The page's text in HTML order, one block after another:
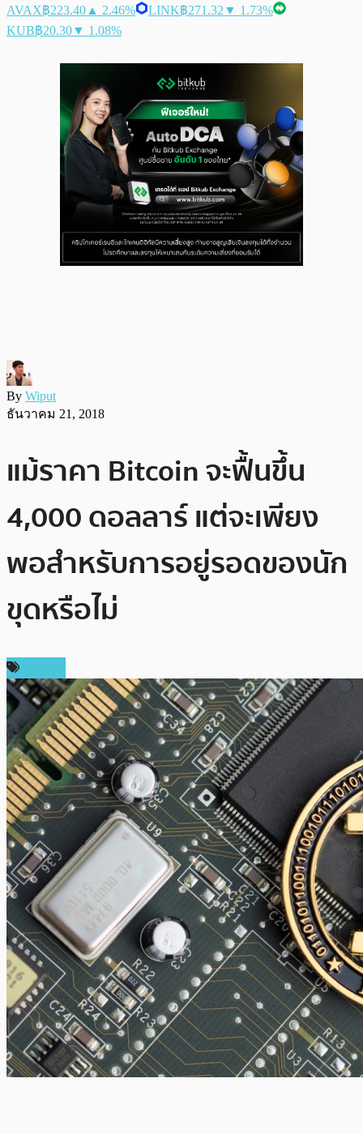
AVAX฿223.40 ▲ 2.46% LINK฿271.32 ▼ 1.73%
KUB฿20.30▼ 1.08%
By Wiput
ธันวาคม 21, 2018
แม้ราคา Bitcoin จะฟื้นขึ้น
4,000 ดอลลาร์ แต่จะเพียง
พอสำหรับการอยู่รอดของนัก
ขุดหรือไม่